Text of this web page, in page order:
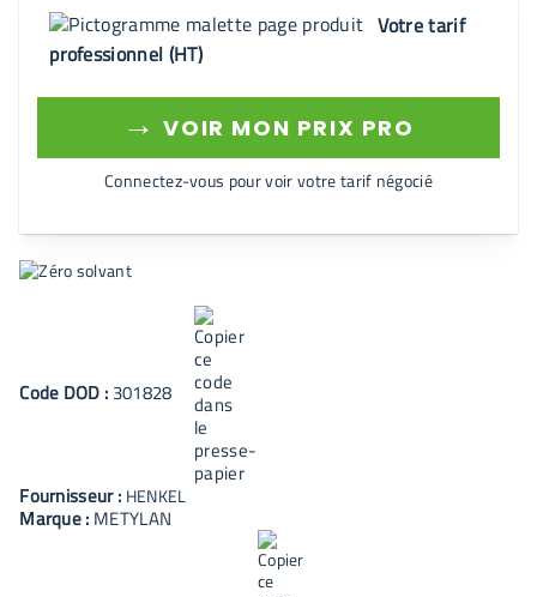
Votre tarif
professionnel (HT)
→ VOIR MON PRIX PRO
Connectez-vous pour voir votre tarif négocié
Code DOD : 301828
Fournisseur : HENKEL
Marque : METYLAN